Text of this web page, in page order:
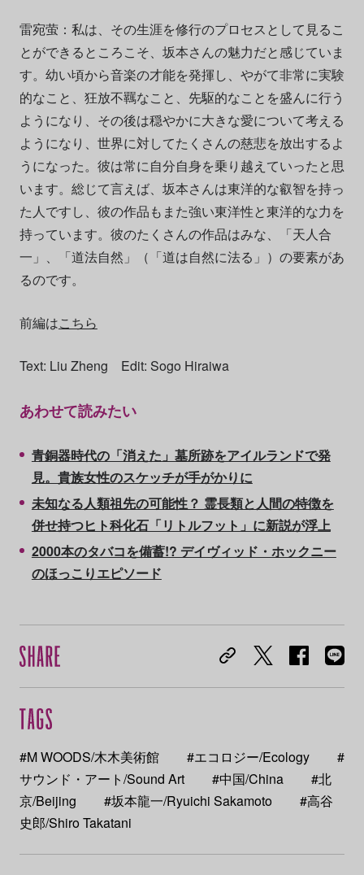
雷宛萤：私は、その生涯を修行のプロセスとして見るこ
とができるところこそ、坂本さんの魅力だと感じていま
す。幼い頃から音楽の才能を発揮し、やがて非常に実験
的なこと、狂放不羈なこと、先駆的なことを盛んに行う
ようになり、その後は穏やかに大きな愛について考える
ようになり、世界に対してたくさんの慈悲を放出するよ
うになった。彼は常に自分自身を乗り越えていったと思
います。総じて言えば、坂本さんは東洋的な叡智を持っ
た人ですし、彼の作品もまた強い東洋性と東洋的な力を
持っています。彼のたくさんの作品はみな、「天人合
一」、「道法自然」（「道は自然に法る」）の要素があ
るのです。
前編はこちら
Text: Liu Zheng Edit: Sogo Hiraiwa
あわせて読みたい
青銅器時代の「消えた」墓所跡をアイルランドで発
見。貴族女性のスケッチが手がかりに
未知なる人類祖先の可能性？ 霊長類と人間の特徴を
併せ持つヒト科化石「リトルフット」に新説が浮上
2000本のタバコを備蓄!? デイヴィッド・ホックニー
のほっこりエピソード
#M WOODS/木木美術館 #エコロジー/Ecology
#
サウンド・アート/Sound Art
#中国/China
#北
京/Beijing
#坂本龍一/Ryuichi Sakamoto
#高谷
史郎/Shiro Takatani